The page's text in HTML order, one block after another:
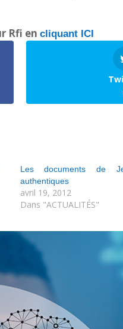
Rfi en cliquant ICI
Les documents de
authentiques
avril 19, 2012
Dans "ACTUALITÉS"